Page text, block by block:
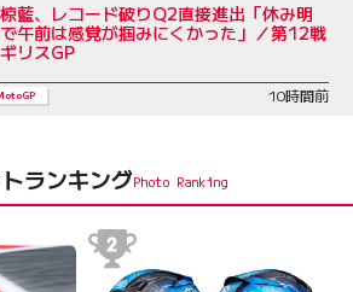
藍、レコード破りQ2直接進出「休み明
午前は感覚が掴みにくかった」／第12戦
リスGP
10時間前
ランキング